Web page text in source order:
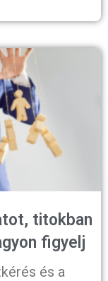
titokban
figyelj
és a